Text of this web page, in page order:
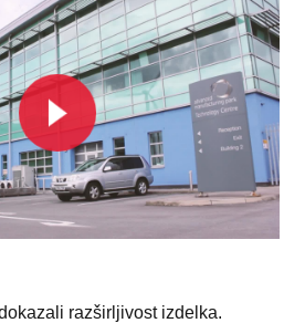
razširljivost izdelka.